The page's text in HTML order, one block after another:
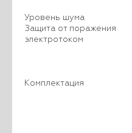
Уровень шума
Защита от поражения
электротоком
Комплектация